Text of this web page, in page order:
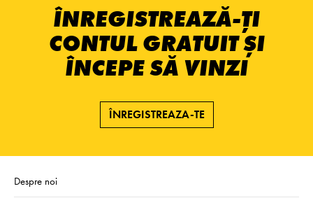
ÎNREGISTREAZĂ-ȚI
CONTUL GRATUIT ȘI
ÎNCEPE SĂ VINZI
ÎNREGISTREAZA-TE
Despre noi